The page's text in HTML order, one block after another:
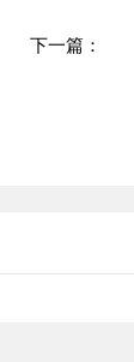
下一篇：